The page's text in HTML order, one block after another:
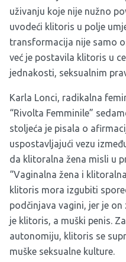
uživanju koje nije nužno
uvodeći klitoris u polje
transformacija nije samo
već je postavila klitoris u
jednakosti, seksualnim
Karla Lonci, radikalna
“Rivolta Femminile”
stoljeća je pisala o
uspostavljajući vezu
da klitoralna žena misli u
“Vaginalna žena i
klitoris mora izgubiti
podčinjava vagini, jer je
je klitoris, a muški penis.
autonomiju, klitoris se
muške seksualne kulture.